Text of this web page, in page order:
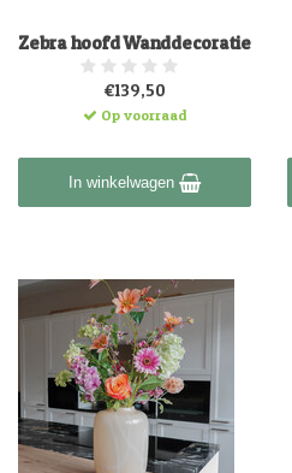
Zebra hoofd Wanddecoratie
€139,50
Op voorraad
In winkelwagen